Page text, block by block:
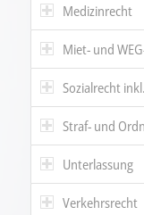
Medizinrecht
Miet- und
Sozialrecht
Straf- und
Unterlassung
Verkehrsrecht